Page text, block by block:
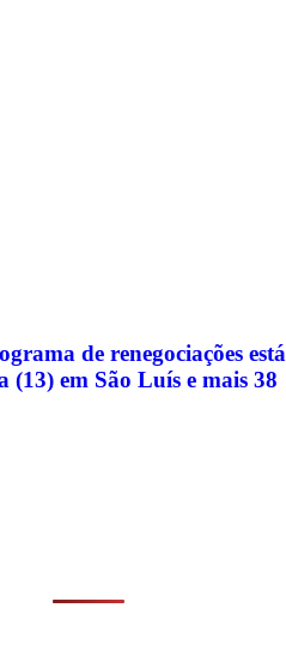
de renegociações está
(13) em São Luís e mais 38